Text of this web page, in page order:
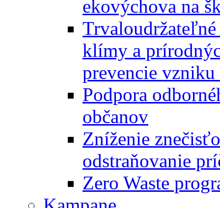
ekovýchova na
klímy a
prevencie vzniku
Podpora
občanov
Zníženie
odstraňovanie
Zero Waste